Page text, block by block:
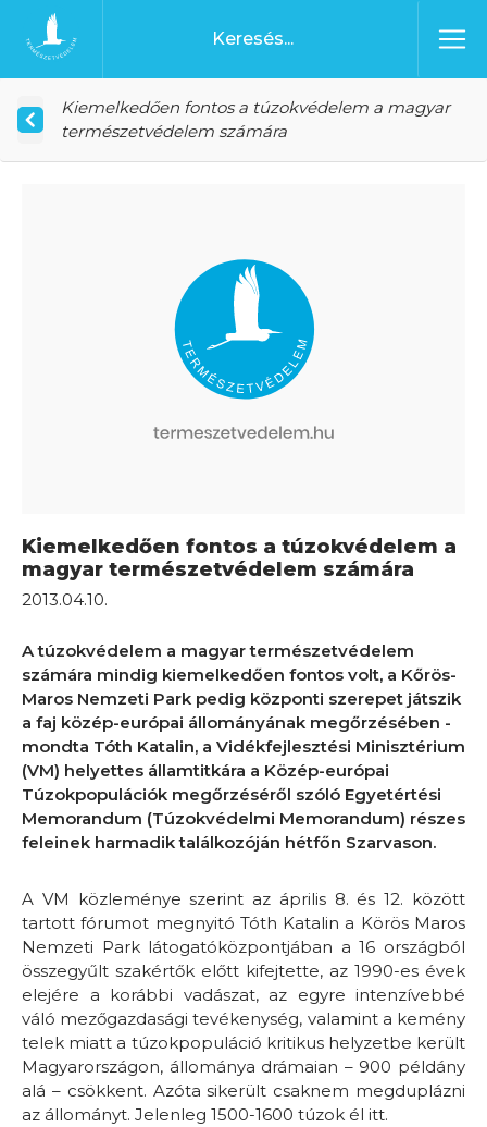
Ugrás a tartalomhoz
Főoldal
Kiemelkedően fontos a túzokvédelem a magyar
természetvédelem számára
Kiemelkedően fontos a túzokvédelem a
magyar természetvédelem számára
2013.04.10.
A túzokvédelem a magyar természetvédelem
számára mindig kiemelkedően fontos volt, a Kőrös-
Maros Nemzeti Park pedig központi szerepet játszik
a faj közép-európai állományának megőrzésében -
mondta Tóth Katalin, a Vidékfejlesztési Minisztérium
(VM) helyettes államtitkára a Közép-európai
Túzokpopulációk megőrzéséről szóló Egyetértési
Memorandum (Túzokvédelmi Memorandum) részes
feleinek harmadik találkozóján hétfőn Szarvason.
A VM közleménye szerint az április 8. és 12. között
tartott fórumot megnyitó Tóth Katalin a Körös Maros
Nemzeti Park látogatóközpontjában a 16 országból
összegyűlt szakértők előtt kifejtette, az 1990-es évek
elejére a korábbi vadászat, az egyre intenzívebbé
váló mezőgazdasági tevékenység, valamint a kemény
telek miatt a túzokpopuláció kritikus helyzetbe került
Magyarországon, állománya drámaian – 900 példány
alá – csökkent. Azóta sikerült csaknem megduplázni
az állományt. Jelenleg 1500-1600 túzok él itt.